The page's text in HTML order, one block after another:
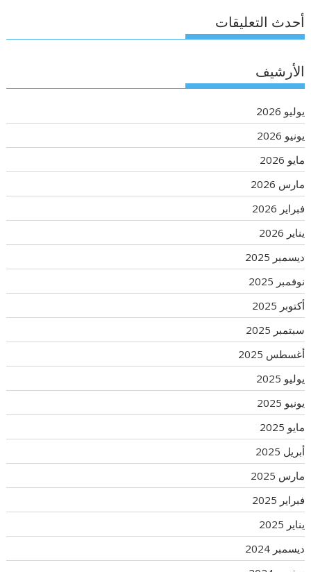
أحدث التعليقات
الأرشيف
يوليو 2026
يونيو 2026
مايو 2026
مارس 2026
فبراير 2026
يناير 2026
ديسمبر 2025
نوفمبر 2025
أكتوبر 2025
سبتمبر 2025
أغسطس 2025
يوليو 2025
يونيو 2025
مايو 2025
أبريل 2025
مارس 2025
فبراير 2025
يناير 2025
ديسمبر 2024